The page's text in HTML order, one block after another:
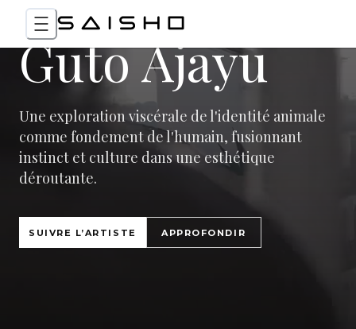
Guto Ajayu
Une exploration viscérale de l'identité animale
comme fondement de l'humain, fusionnant
instinct et culture dans une esthétique
déroutante.
SUIVRE L’ARTISTE APPROFONDIR